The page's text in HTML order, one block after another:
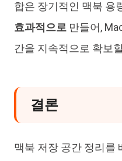
합은 장기적인 맥북 용
효과적으로 만들어,
간을 지속적으로 확보
결론
맥북 저장 공간 정리를